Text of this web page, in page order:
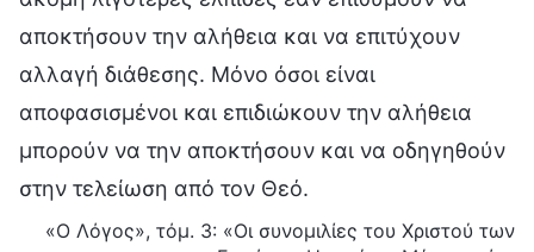
«Ο Λόγος», τόμ. 3: «Οι συνομιλίες του Χριστού των